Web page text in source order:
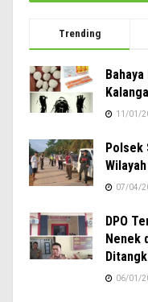
Trending
11/01/
Polsek
07/04/
DPO
Nenek
06/01/